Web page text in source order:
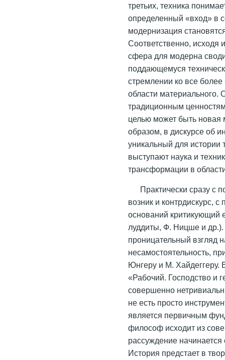
третьих, техника
определенный «вход» в
модернизация
Соответственно, исходя
сфера для модерна
поддающемуся
стремлении ко все
области материального.
традиционным
целью может быть новая
образом, в дискурсе об
уникальный для истории
выступают наука и
трансформации в
Практически сразу с
возник и контрдискурс, с
оснований
луддиты, Ф. Ницше и
проницательный взгляд
несамостоятельность,
Юнгеру и М. Хайдеггеру.
«Рабочий. Господство и
совершенно
не есть просто
является первичным
философ исходит из
рассуждение начинается
История предстает в